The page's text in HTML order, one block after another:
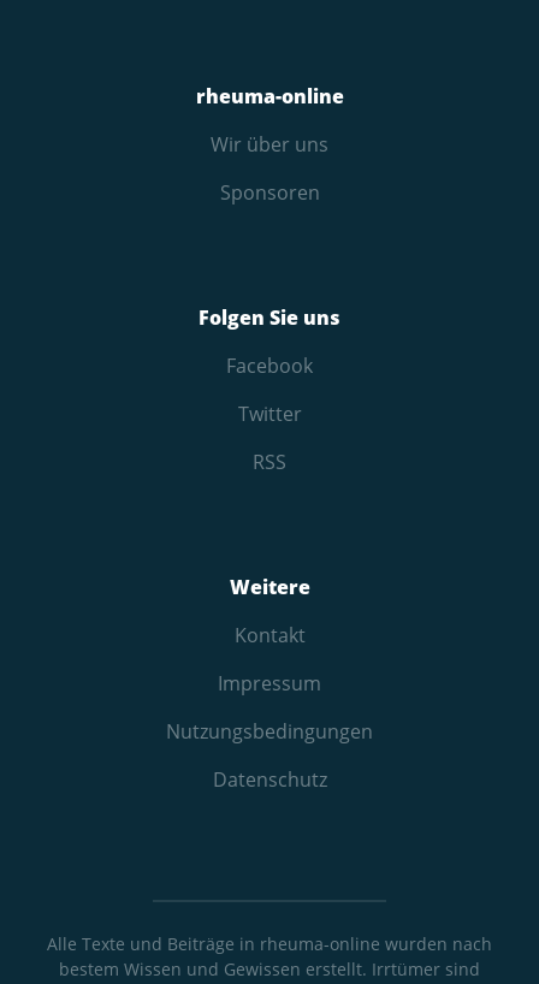
rheuma-online
Wir über uns
Sponsoren
Folgen Sie uns
Facebook
Twitter
RSS
Weitere
Kontakt
Impressum
Nutzungs­bedingungen
Datenschutz
Alle Texte und Beiträge in rheuma-online wurden nach
bestem Wissen und Gewissen erstellt. Irrtümer sind